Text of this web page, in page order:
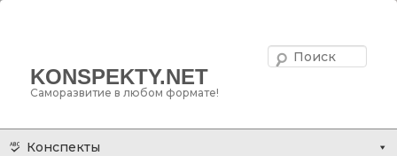
KONSPEKTY.NET
Саморазвитие в любом формате!
Главное меню
Конспекты